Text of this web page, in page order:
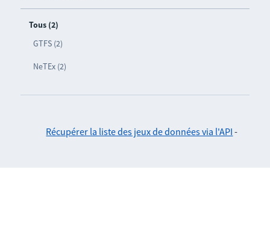
Tous (2)
GTFS (2)
NeTEx (2)
Récupérer la liste des jeux de données via l'API -